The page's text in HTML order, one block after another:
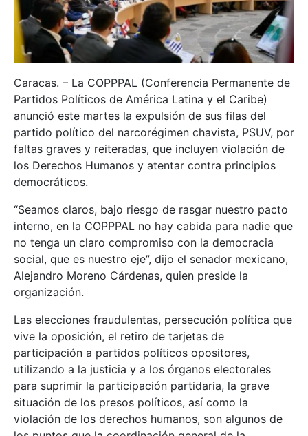
Caracas. – La COPPPAL (Conferencia Permanente de
Partidos Políticos de América Latina y el Caribe)
anunció este martes la expulsión de sus filas del
partido político del narcorégimen chavista, PSUV, por
faltas graves y reiteradas, que incluyen violación de
los Derechos Humanos y atentar contra principios
democráticos.
“Seamos claros, bajo riesgo de rasgar nuestro pacto
interno, en la COPPPAL no hay cabida para nadie que
no tenga un claro compromiso con la democracia
social, que es nuestro eje”, dijo el senador mexicano,
Alejandro Moreno Cárdenas, quien preside la
organización.
Las elecciones fraudulentas, persecución política que
vive la oposición, el retiro de tarjetas de
participación a partidos políticos opositores,
utilizando a la justicia y a los órganos electorales
para suprimir la participación partidaria, la grave
situación de los presos políticos, así como la
violación de los derechos humanos, son algunos de